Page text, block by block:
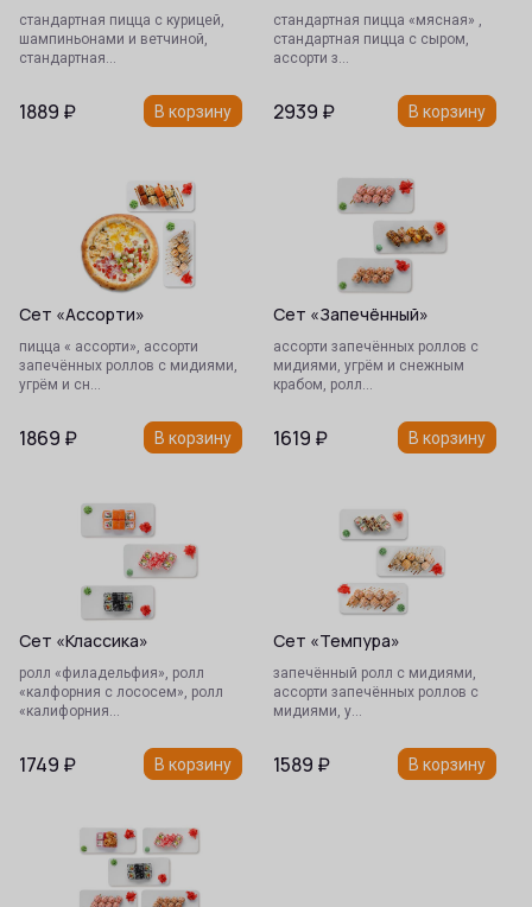
стандартная пицца с курицей,
шампиньонами и ветчиной,
стандартная…
1889 ₽ В корзину
стандартная пицца «мясная» ,
стандартная пицца с сыром,
ассорти з…
2939 ₽ В корзину
Сет «Ассорти»
пицца « ассорти», ассорти
запечённых роллов с мидиями,
угрём и сн…
1869 ₽ В корзину
Сет «Запечённый»
ассорти запечённых роллов с
мидиями, угрём и снежным
крабом, ролл…
1619 ₽ В корзину
Сет «Классика»
ролл «филадельфия», ролл
«калфорния с лососем», ролл
«калифорния…
1749 ₽ В корзину
Сет «Темпура»
запечённый ролл с мидиями,
ассорти запечённых роллов с
мидиями, у…
1589 ₽ В корзину